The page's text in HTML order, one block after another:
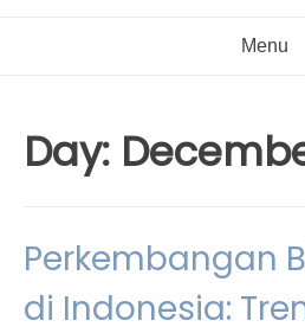
Menu
Day:
Perkembangan
di Indonesia: